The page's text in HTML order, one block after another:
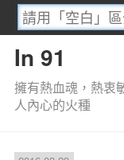
In 91
擁有熱血魂，熱衷
人內心的火種